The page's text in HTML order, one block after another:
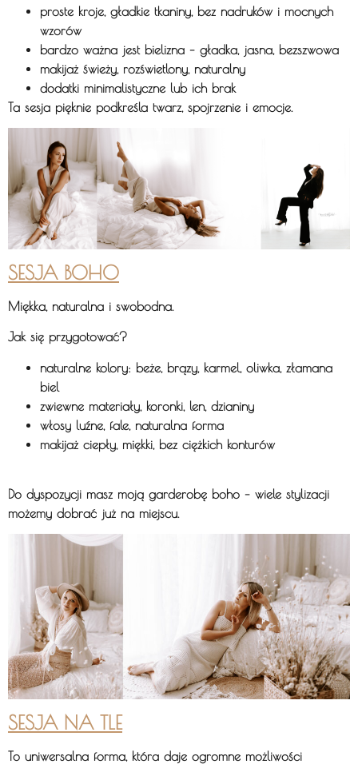
proste kroje, gładkie tkaniny, bez nadruków i mocnych
wzorów
bardzo ważna jest bielizna – gładka, jasna, bezszwowa
makijaż świeży, rozświetlony, naturalny
dodatki minimalistyczne lub ich brak
Ta sesja pięknie podkreśla twarz, spojrzenie i emocje.
SESJA BOHO
Miękka, naturalna i swobodna.
Jak się przygotować?
naturalne kolory: beże, brązy, karmel, oliwka, złamana
biel
zwiewne materiały, koronki, len, dzianiny
włosy luźne, fale, naturalna forma
makijaż ciepły, miękki, bez ciężkich konturów
Do dyspozycji masz moją garderobę boho – wiele stylizacji
możemy dobrać już na miejscu.
SESJA NA TLE
To uniwersalna forma, która daje ogromne możliwości